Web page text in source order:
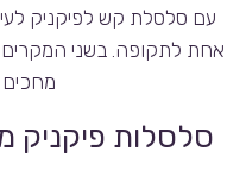
עם סלסלת קש לפיקניק
אחת לתקופה. בשני
סלסלות